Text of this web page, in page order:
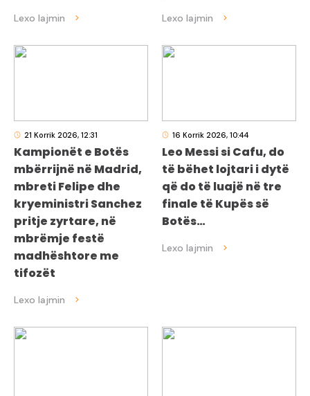
21 Korrik 2026, 12:31
Kampionët e Botës
mbërrijnë në Madrid,
mbreti Felipe dhe
kryeministri Sanchez
pritje zyrtare, në
mbrëmje festë
madhështore me
tifozët
16 Korrik 2026, 10:44
Leo Messi si Cafu, do
të bëhet lojtari i dytë
që do të luajë në tre
finale të Kupës së
Botës…